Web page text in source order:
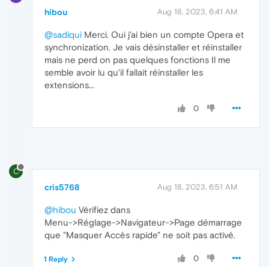
hibou Aug 18, 2023, 6:41 AM
@sadiqui Merci. Oui j'ai bien un compte Opera et
synchronization. Je vais désinstaller et réinstaller
mais ne perd on pas quelques fonctions Il me
semble avoir lu qu'il fallait réinstaller les
extensions...
0
C
cris5768 Aug 18, 2023, 6:51 AM
@hibou Vérifiez dans
Menu->Réglage->Navigateur->Page démarrage
que "Masquer Accès rapide" ne soit pas activé.
0
1 Reply